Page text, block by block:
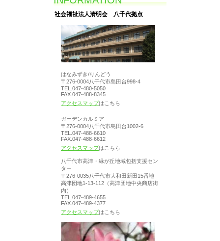
社会福祉法人清明会 八千代拠点
はなみずき/りんどう
〒276-0004八千代市島田台998-4
TEL.047-480-5050
FAX.047-488-8345
アクセスマップはこちら
ガーデンカルミア
〒276-0004八千代市島田台1002-6
TEL.047-488-6610
FAX.047-488-6612
アクセスマップはこちら
八千代市高津・緑が丘地域包括支援セン
ター
〒276-0035八千代市大和田新田15番地
高津団地1-13-112（高津団地中央商店街
内）
TEL.047-489-4655
FAX.047-489-4377
アクセスマップはこちら